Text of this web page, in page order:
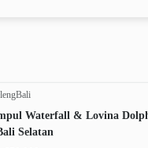
Bali
Waterfall & Lovina
Selatan